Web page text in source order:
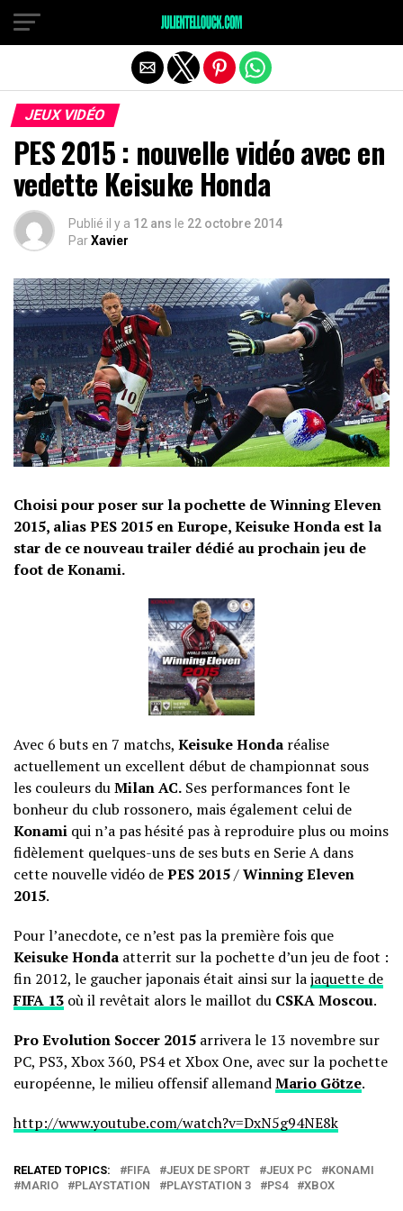
JEUX VIDÉO
PES 2015 : nouvelle vidéo avec en
vedette Keisuke Honda
Publié il y a 12 ans le 22 octobre 2014
ParXavier
Choisi pour poser sur la pochette de Winning Eleven
2015, alias PES 2015 en Europe, Keisuke Honda est la
star de ce nouveau trailer dédié au prochain jeu de
foot de Konami.
Avec 6 buts en 7 matchs, Keisuke Honda réalise
actuellement un excellent début de championnat sous
les couleurs duMilan AC. Ses performances font le
bonheur du club rossonero, mais également celui de
Konami qui n’a pas hésité pas à reproduire plus ou moins
fidèlement quelques-uns de ses buts en Serie A dans
cette nouvelle vidéo dePES 2015/Winning Eleven
2015.
Pour l’anecdote, ce n’est pas la première fois que
Keisuke Honda atterrit sur la pochette d’un jeu de foot :
fin 2012, le gaucher japonais était ainsi sur lajaquette de
FIFA 13 où il revêtait alors le maillot du CSKA Moscou.
Pro Evolution Soccer 2015 arrivera le 13 novembre sur
PC, PS3, Xbox 360, PS4 et Xbox One, avec sur la pochette
européenne, le milieu offensif allemandMario Götze.
http://www.youtube.com/watch?v=DxN5g94NE8k
RELATED TOPICS: FIFA JEUX DE SPORT JEUX PC
KONAMI
MARIO
PLAYSTATION PLAYSTATION 3 PS4 XBOX